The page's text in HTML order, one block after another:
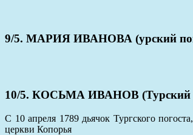
9/5. МАРИЯ ИВАНОВА (урский
10/5. КОСЬМА ИВАНОВ (Турский
С 10 апреля 1789 дьячок Тургского
церкви Копорья